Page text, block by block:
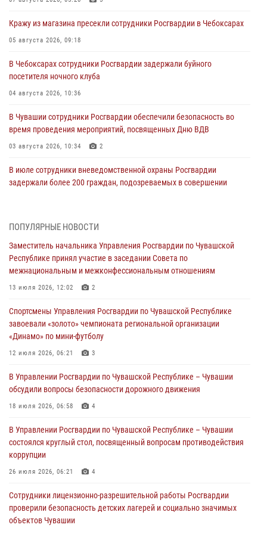
Кражу из магазина пресекли сотрудники Росгвардии в Чебоксарах
05 августа 2026, 09:18
В Чебоксарах сотрудники Росгвардии задержали буйного
посетителя ночного клуба
04 августа 2026, 10:36
В Чувашии сотрудники Росгвардии обеспечили безопасность во
время проведения мероприятий, посвященных Дню ВДВ
03 августа 2026, 10:34 2
В июле сотрудники вневедомственной охраны Росгвардии
задержали более 200 граждан, подозреваемых в совершении
мировой войне 1914-1918 годов
01 августа 2026, 07:19
В Ядрине сотрудники Росгвардии задержали подозреваемого в
01 августа 2026, 06:12
1 августа – День дежурной службы войск национальной гвардии
Российской Федерации
Директор Росгвардии Герой России генерал армии Виктор Золотов
поздравил специалистов подразделений тыла с профессиональным
01 августа 2026, 00:01
ПОПУЛЯРНЫЕ НОВОСТИ
Заместитель начальника Управления Росгвардии по Чувашской
Республике принял участие в заседании Совета по
межнациональным и межконфессиональным отношениям
13 июля 2026, 12:02 2
Спортсмены Управления Росгвардии по Чувашской Республике
завоевали «золото» чемпионата региональной организации
«Динамо» по мини-футболу
12 июля 2026, 06:21 3
В Управлении Росгвардии по Чувашской Республике – Чувашии
обсудили вопросы безопасности дорожного движения
18 июля 2026, 06:58 4
В Управлении Росгвардии по Чувашской Республике – Чувашии
состоялся круглый стол, посвященный вопросам противодействия
коррупции
26 июля 2026, 06:21 4
Сотрудники лицензионно-разрешительной работы Росгвардии
проверили безопасность детских лагерей и социально значимых
объектов Чувашии